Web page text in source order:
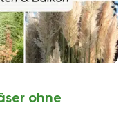
ohne